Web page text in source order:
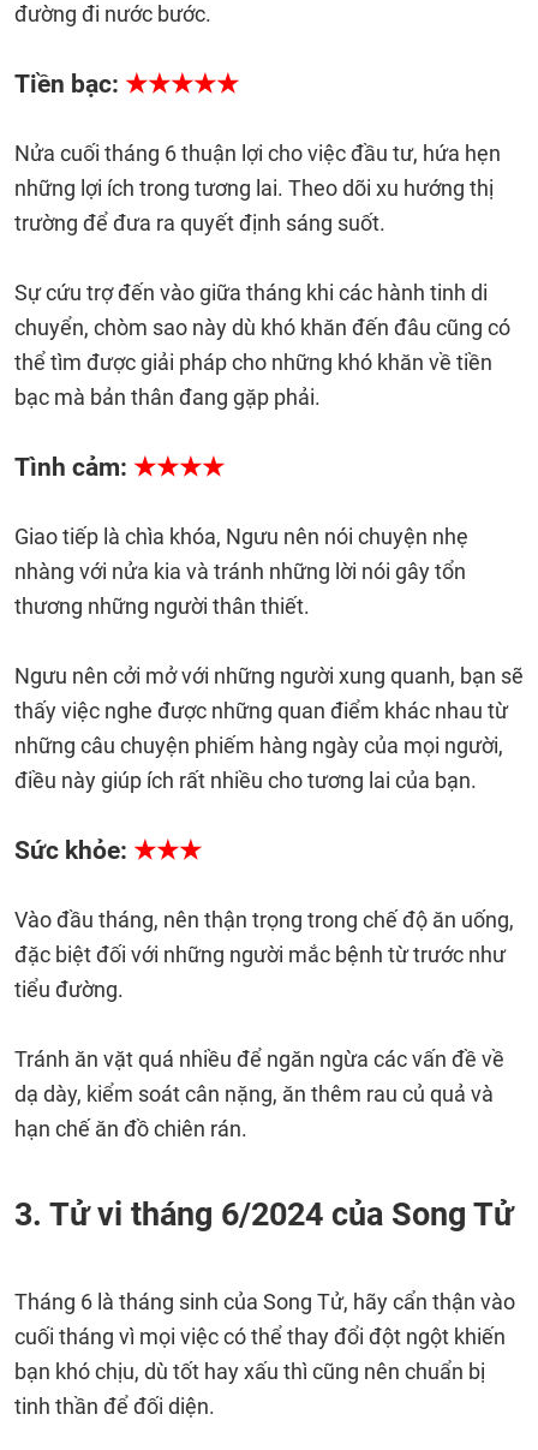
đường đi nước bước.
Tiền bạc: ★★★★★
Nửa cuối tháng 6 thuận lợi cho việc đầu tư, hứa hẹn
những lợi ích trong tương lai. Theo dõi xu hướng thị
trường để đưa ra quyết định sáng suốt.
Sự cứu trợ đến vào giữa tháng khi các hành tinh di
chuyển, chòm sao này dù khó khăn đến đâu cũng có
thể tìm được giải pháp cho những khó khăn về tiền
bạc mà bản thân đang gặp phải.
Tình cảm: ★★★★
Giao tiếp là chìa khóa, Ngưu nên nói chuyện nhẹ
nhàng với nửa kia và tránh những lời nói gây tổn
thương những người thân thiết.
Ngưu nên cởi mở với những người xung quanh, bạn sẽ
thấy việc nghe được những quan điểm khác nhau từ
những câu chuyện phiếm hàng ngày của mọi người,
điều này giúp ích rất nhiều cho tương lai của bạn.
Sức khỏe: ★★★
Vào đầu tháng, nên thận trọng trong chế độ ăn uống,
đặc biệt đối với những người mắc bệnh từ trước như
tiểu đường.
Tránh ăn vặt quá nhiều để ngăn ngừa các vấn đề về
dạ dày, kiểm soát cân nặng, ăn thêm rau củ quả và
hạn chế ăn đồ chiên rán.
3. Tử vi tháng 6/2024 của Song Tử
Tháng 6 là tháng sinh của Song Tử, hãy cẩn thận vào
cuối tháng vì mọi việc có thể thay đổi đột ngột khiến
bạn khó chịu, dù tốt hay xấu thì cũng nên chuẩn bị
tinh thần để đối diện.